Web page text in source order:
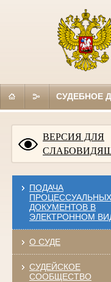
СУДЕБНОЕ
ВЕРСИЯ ДЛЯ
ПОДАЧА
ПРОЦЕССУАЛЬНЫХ
ДОКУМЕНТОВ В
ЭЛЕКТРОННОМ
О СУДЕ
СУДЕЙСКОЕ
СООБЩЕСТВО